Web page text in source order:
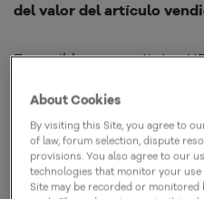
del valor del artículo
Es posible compartir tus
Telegram, por ejemplo.
Sin embargo, para lograr
About Cookies
By visiting this Site, you agree to
of law, forum selection, dispute
provisions. You also agree to our
technologies that monitor your
Site may be recorded or